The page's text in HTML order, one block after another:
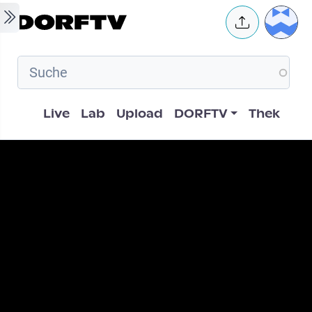
Skip to main content User
Hauptnavigation
Live Lab Upload DORFTV Thek